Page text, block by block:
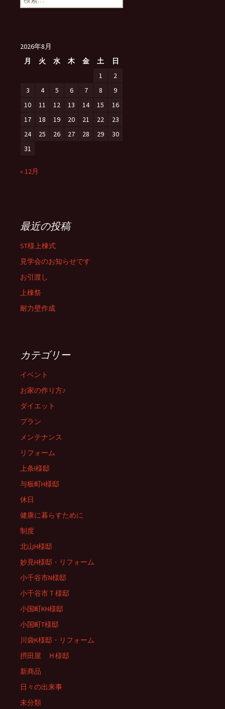
索:
2026年8月
月
火 水 木 金 土
日
1
2
3
4 5 6 7 8
9
10
11 12 13 14 15
16
17
18 19 20 21 22
23
24
25 26 27 28 29
30
31
« 12月
最近の投稿
ST様上棟式
見学会のお知らせです
お引渡し
上棟祭
耐力壁作成
カテゴリー
イベント
お家の作り方♪
ダイエット
プラン
メンテナンス
リフォーム
上条I様邸
与板町H様邸
休日
健康に暮らすために
制度
北山H様邸
妙見H様邸・リフォーム
小千谷市N様邸
小千谷市Ｔ様邸
小国町KH様邸
小国町T様邸
川袋K様邸・リフォーム
摂田屋 Ｈ様邸
新商品
日々の出来事
未分類